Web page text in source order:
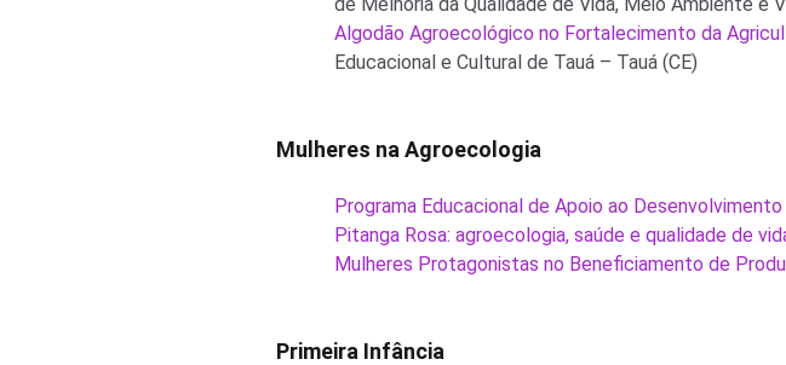
Algodão Agroecológico no Fortalecimento da
Educacional e Cultural de Tauá – Tauá (CE)
Mulheres na Agroecologia
Programa Educacional de Apoio ao
Pitanga Rosa: agroecologia, saúde e qualidade de
Mulheres Protagonistas no Beneficiamento de
Primeira Infância